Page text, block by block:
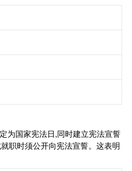
为国家宪法日,同时建立宪法宣誓
职时须公开向宪法宣誓。这表明